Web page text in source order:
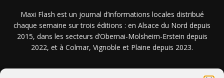
Maxi Flash est un journal d’informations locales distribué
chaque semaine sur trois éditions : en Alsace du Nord depuis
2015, dans les secteurs d’Obernai-Molsheim-Erstein depuis
2022, et à Colmar, Vignoble et Plaine depuis 2023.